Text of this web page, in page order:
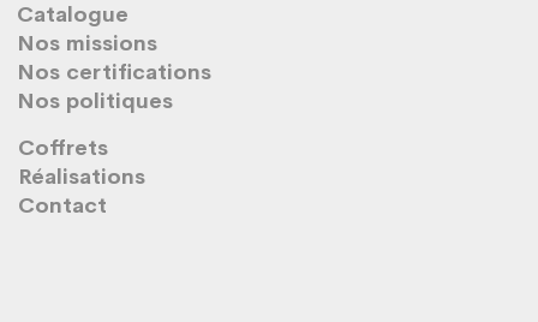
Catalogue
Nos missions
Nos certifications
Nos politiques
Coffrets
Réalisations
Contact